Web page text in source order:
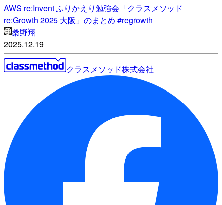
AWS re:Invent ふりかえり勉強会「クラスメソッド
re:Growth 2025 大阪」のまとめ #regrowth
桑野翔
2025.12.19
クラスメソッド株式会社